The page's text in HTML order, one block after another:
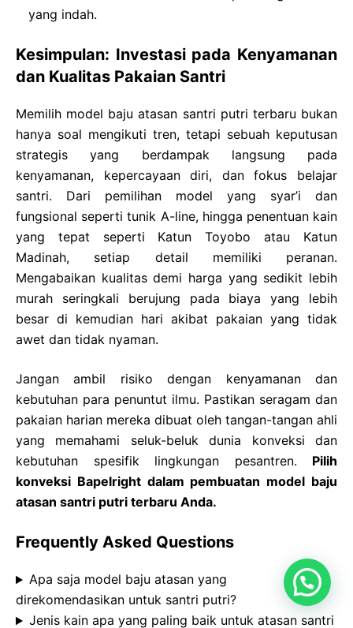
yang indah.
Kesimpulan: Investasi pada Kenyamanan
dan Kualitas Pakaian Santri
Memilih model baju atasan santri putri terbaru bukan
hanya soal mengikuti tren, tetapi sebuah keputusan
strategis yang berdampak langsung pada
kenyamanan, kepercayaan diri, dan fokus belajar
santri. Dari pemilihan model yang syar’i dan
fungsional seperti tunik A-line, hingga penentuan kain
yang tepat seperti Katun Toyobo atau Katun
Madinah, setiap detail memiliki peranan.
Mengabaikan kualitas demi harga yang sedikit lebih
murah seringkali berujung pada biaya yang lebih
besar di kemudian hari akibat pakaian yang tidak
awet dan tidak nyaman.
Jangan ambil risiko dengan kenyamanan dan
kebutuhan para penuntut ilmu. Pastikan seragam dan
pakaian harian mereka dibuat oleh tangan-tangan ahli
yang memahami seluk-beluk dunia konveksi dan
kebutuhan spesifik lingkungan pesantren. Pilih
konveksi Bapelright dalam pembuatan model baju
atasan santri putri terbaru Anda.
Frequently Asked Questions
Apa saja model baju atasan yang
direkomendasikan untuk santri putri?
Jenis kain apa yang paling baik untuk atasan santri